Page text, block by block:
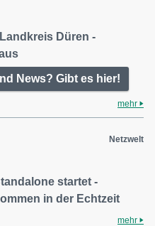
Düren -
News? Gibt es hier!
mehr
Netzwelt
startet -
in der Echtzeit
mehr